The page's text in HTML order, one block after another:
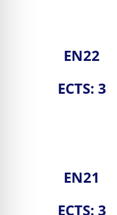
ΕΝ22
ECTS: 3
EN21
ECTS: 3